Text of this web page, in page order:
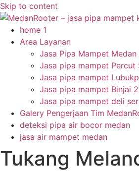
Skip to content
home 1
Area Layanan
Jasa Pipa Mampet
Jasa pipa mampet Percut
Jasa pipa mampet
Jasa pipa mampet Binjai
Jasa pipa mampet deli
Galery Pengerjaan Tim
deteksi pipa air bocor medan
jasa air mampet medan
Tukang